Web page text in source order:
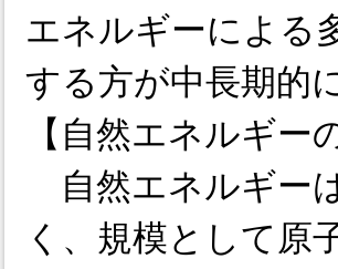
エネルギーによる
する方が中長期的
【自然エネルギー
自然エネルギー
く、規模として原